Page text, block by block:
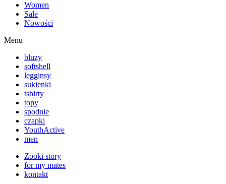
Women
Sale
Nowości
Menu
bluzy
softshell
legginsy
sukienki
tshirty
topy
spodnie
czapki
YouthActive
men
Zooki story
for my mates
kontakt